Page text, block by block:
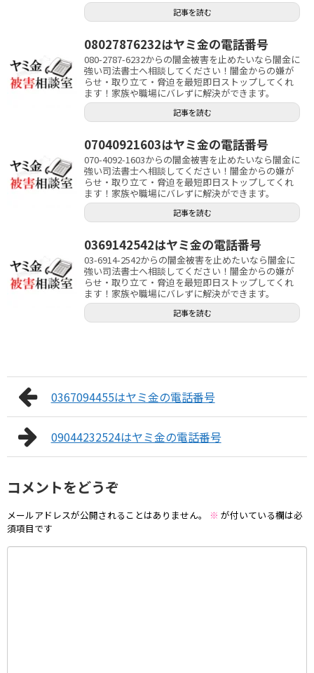
記事を読む
08027876232はヤミ金の電話番号
080-2787-6232からの闇金被害を止めたいなら闇金に
強い司法書士へ相談してください！闇金からの嫌が
らせ・取り立て・脅迫を最短即日ストップしてくれ
ます！家族や職場にバレずに解決ができます。
記事を読む
07040921603はヤミ金の電話番号
070-4092-1603からの闇金被害を止めたいなら闇金に
強い司法書士へ相談してください！闇金からの嫌が
らせ・取り立て・脅迫を最短即日ストップしてくれ
ます！家族や職場にバレずに解決ができます。
記事を読む
0369142542はヤミ金の電話番号
03-6914-2542からの闇金被害を止めたいなら闇金に
強い司法書士へ相談してください！闇金からの嫌が
らせ・取り立て・脅迫を最短即日ストップしてくれ
ます！家族や職場にバレずに解決ができます。
記事を読む
0367094455はヤミ金の電話番号
09044232524はヤミ金の電話番号
コメントをどうぞ
メールアドレスが公開されることはありません。 ※ が付いている欄は必
須項目です